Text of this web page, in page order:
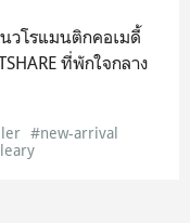
วโรแมนติกคอเมดี้
ที่พักใจกลาง
#new-arrival